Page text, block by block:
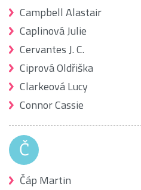
Campbell Alastair
Caplinová Julie
Cervantes J. C.
Ciprová Oldřiška
Clarkeová Lucy
Connor Cassie
Č
Čáp Martin